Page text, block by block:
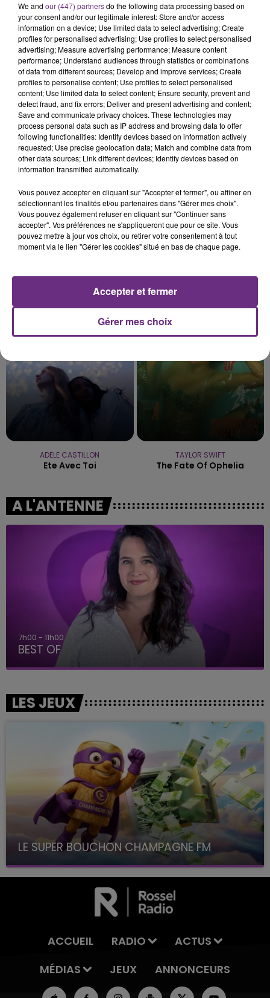
LE MAGASIN JOUÉCLUB DE REIMS FERME
SES PORTES
C'était l'une des institutions du centre-ville
rémois. Le magasin JouéClub est contraint de
fermer ses portes.
TITRES DIFFUSÉS
6h00
6h00
NATHALIE IMBRUGLIA
ADELE CASTILLON
Ete Avec Toi
TAYLOR SWIFT
The Fate Of Ophelia
A L'ANTENNE
11h00 - 16h00
Le week-end Champagne FM
LES JEUX
LE SUPER BOUCHON CHAMPAGNE FM
avec La Famille Champagne FM, à 8H10
ACCUEIL RADIO
ACTUS
MÉDIAS
JEUX ANNONCEURS
We and our (447) partnersdo the following data processing based on
your consent and/or our legitimate interest: Store and/or access
information on a device; Use limited data to select advertising; Create
profiles for personalised advertising; Use profiles to select personalised
advertising; Measure advertising performance; Measure content
performance; Understand audiences through statistics or combinations
of data from different sources; Develop and improve services; Create
profiles to personalise content; Use profiles to select personalised
content; Use limited data to select content; Ensure security, prevent and
detect fraud, and fix errors; Deliver and present advertising and content;
Save and communicate privacy choices. These technologies may
process personal data such as IP address and browsing data to offer
following functionalities: Identify devices based on information actively
requested; Use precise geolocation data; Match and combine data from
other data sources; Link different devices; Identify devices based on
information transmitted automatically.
Vous pouvez accepter en cliquant sur "Accepter et fermer", ou affiner en
sélectionnant les finalités et/ou partenaires dans "Gérer mes choix".
Vous pouvez également refuser en cliquant sur "Continuer sans
accepter". Vos préférences ne s'appliqueront que pour ce site. Vous
pouvez mettre à jour vos choix, ou retirer votre consentement à tout
moment via le lien "Gérer les cookies" situé en bas de chaque page.
Gérer mes choix
Accepter et fermer